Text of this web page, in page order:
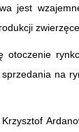
jest
otoczenie
na